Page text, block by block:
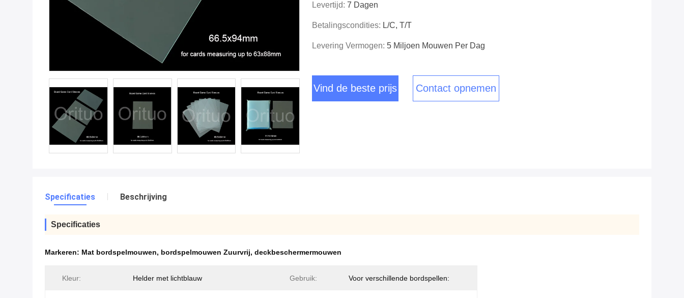
Levertijd: 7 Dagen
Betalingscondities: L/C, T/T
Levering Vermogen: 5 Miljoen Mouwen Per Dag
Vind de beste prijs Contact opnemen
Specificaties Beschrijving
Specificaties
Markeren: Mat bordspelmouwen, bordspelmouwen Zuurvrij, deckbeschermermouwen
Kleur: Helder met lichtblauw Gebruik: Voor verschillende bordspellen: